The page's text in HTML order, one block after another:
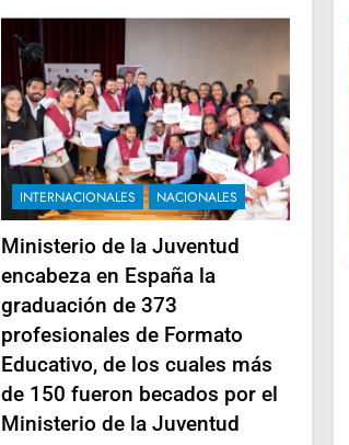
INTERNACIONALES NACIONALES
Ministerio de la Juventud
encabeza en España la
graduación de 373
profesionales de Formato
Educativo, de los cuales más
de 150 fueron becados por el
Ministerio de la Juventud